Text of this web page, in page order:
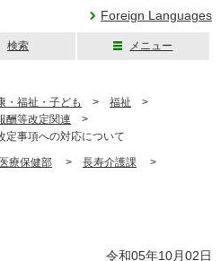
Foreign Languages
検索 メニュー
・福祉・子ども > 福祉 >
酬等改定関連 >
事項への対応について
医療保健部 > 長寿介護課 >
令和05年10月02日